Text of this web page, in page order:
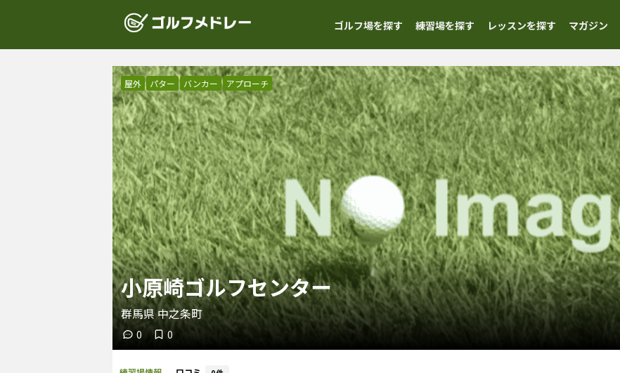
ゴルフ場を探す 練習場を探す レッスンを探す マガジン
屋外 パター バンカー アプローチ
小原崎ゴルフセンター
群馬県 中之条町
0 0